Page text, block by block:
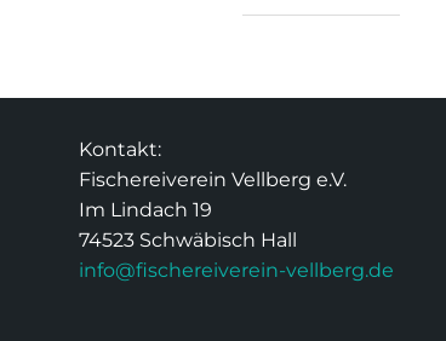
Kontakt:
Fischereiverein Vellberg e.V.
Im Lindach 19
74523 Schwäbisch Hall
info@fischereiverein-vellberg.de